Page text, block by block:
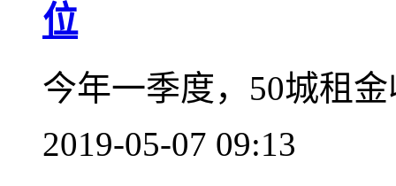
位
今年一季度，50城租
2019-05-07 09:13